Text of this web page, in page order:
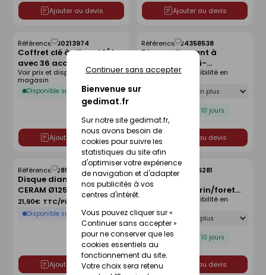
Bienvenue sur
gedimat.fr
Sur notre site gedimat.fr,
nous avons besoin de
cookies pour suivre les
statistiques du site afin
d'optimiser votre expérience
de navigation et d'adapter
nos publicités à vos
centres d'intérêt.
Vous pouvez cliquer sur «
Continuer sans accepter »
pour ne conserver que les
cookies essentiels au
fonctionnement du site.
Votre choix sera retenu
Continuer sans accepter
Ajouter au devis Ajouter au devis
Coffret clé à cliquet 1/4
avec 36 accessoires
GEDIMAT PERFORMANCE
PRO
Référence :30213974
Disponible sous 10 jours
Voir prix et disponibilité en
magasin
Ajouter au devis
Enregistrer
comme
liste
Disque diamant à
segment multi-
matériaux - 230x22,2mm
Référence :24358538
Déclinaison
Disponible sous 10 jours
Voir prix et disponibilité en
Ajouter au devis
Enregistrer
comme
Disque diamant STAR
CERAM Ø125 mm
Référence :28502319
Disponible sur commande
21,90€ TTC/Pièce
Ajouter au devis
Enregistrer
comme
liste
Scie
cloche+mandrin/foret
Référence : 24056281
Déclinaison
Disponible sous 10 jours
Voir prix et disponibilité en
Ajouter au devis
Enregistrer